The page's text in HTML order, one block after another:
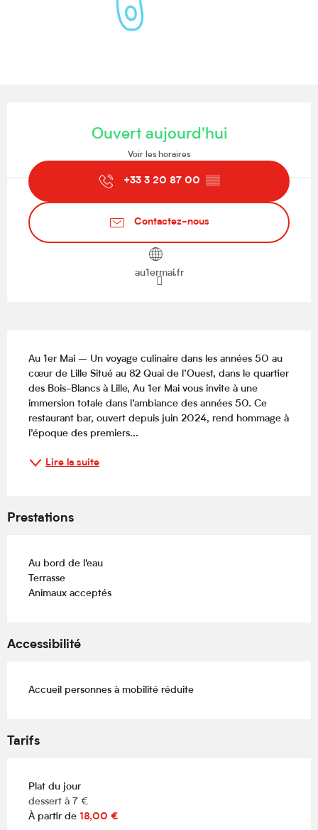
Ouvert aujourd'hui
Voir les horaires
+33 3 20 87 00 ▒▒
Contactez-nous
au1ermai.fr
Au 1er Mai – Un voyage culinaire dans les années 50 au
cœur de Lille Situé au 82 Quai de l’Ouest, dans le quartier
des Bois-Blancs à Lille, Au 1er Mai vous invite à une
immersion totale dans l’ambiance des années 50. Ce
restaurant bar, ouvert depuis juin 2024, rend hommage à
l’époque des premiers...
Lire la suite
Prestations
Au bord de l'eau
Terrasse
Animaux acceptés
Accessibilité
Accueil personnes à mobilité réduite
Tarifs
Plat du jour
dessert à 7 €
À partir de 18,00 €